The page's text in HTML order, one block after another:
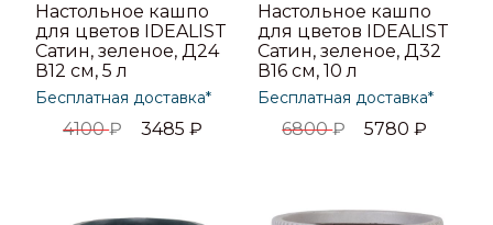
Настольное кашпо
для цветов IDEALIST
Сатин, зеленое, Д24
В12 см, 5 л
Бесплатная доставка*
4100₽ 3485₽
Настольное кашпо
для цветов IDEALIST
Сатин, зеленое, Д32
В16 см, 10 л
Бесплатная доставка*
6800₽ 5780₽